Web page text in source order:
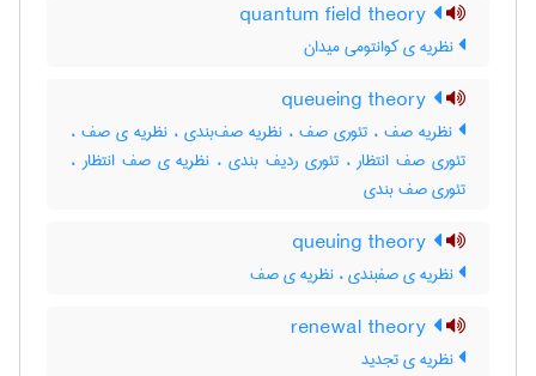
نظریه ی کوانتومی میدان
نظریه صف ، تئوری صف ، نظریه صف‌بندی ، نظریه ی صف ،
تئوری صف انتظار ، تئوری ردیف بندی ، نظریه ی صف انتظار ،
تئوری صف بندی
نظریه ی صفبندی ، نظریه ی صف
نظریه ی تجدید